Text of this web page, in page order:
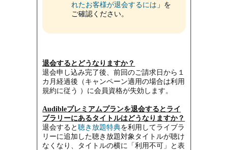
れたお客様が退会するには 」を
ご確認ください。
退会するとどうなりますか？
退会申し込み完了後、前回のご請求日から１
カ月経過後（キャンペーン適用の場合は利用
規約に従う ）に会員資格が失効します。
Audibleプレミアムプランを退会すると ライ
ブラリ ーにあるタイトルはどうなりますか？
退会すると聴き放題特典を利用してライブラ
リーに追加した聴き放題対象タイトルが聴け
なくなり、タイトルの横に「利用不可」と表